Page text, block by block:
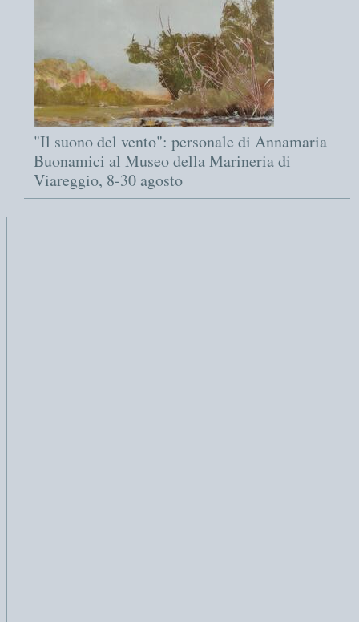
"Il suono del vento": personale di Annamaria
Buonamici al Museo della Marineria di
Viareggio, 8-30 agosto